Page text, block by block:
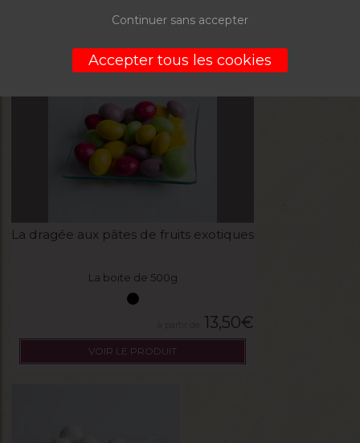
VOIR LE PRODUIT
La dragée aux pâtes de fruits exotiques
La boite de 500g
13,50€
VOIR LE PRODUIT
Continuer sans accepter
Accepter tous les cookies